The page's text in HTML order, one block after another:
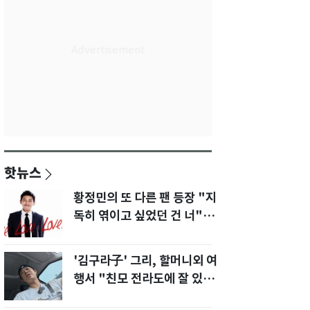
핫뉴스
황정민의 또 다른 팬 등장 "지
독히 엮이고 싶었던 건 너" 폭
'김구라子' 그리, 할머니외 여
행서 "친모 전라도에 잘 있